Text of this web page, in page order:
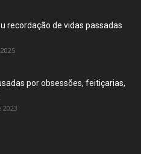
recordação de vidas passadas
por obsessões, feitiçarias,